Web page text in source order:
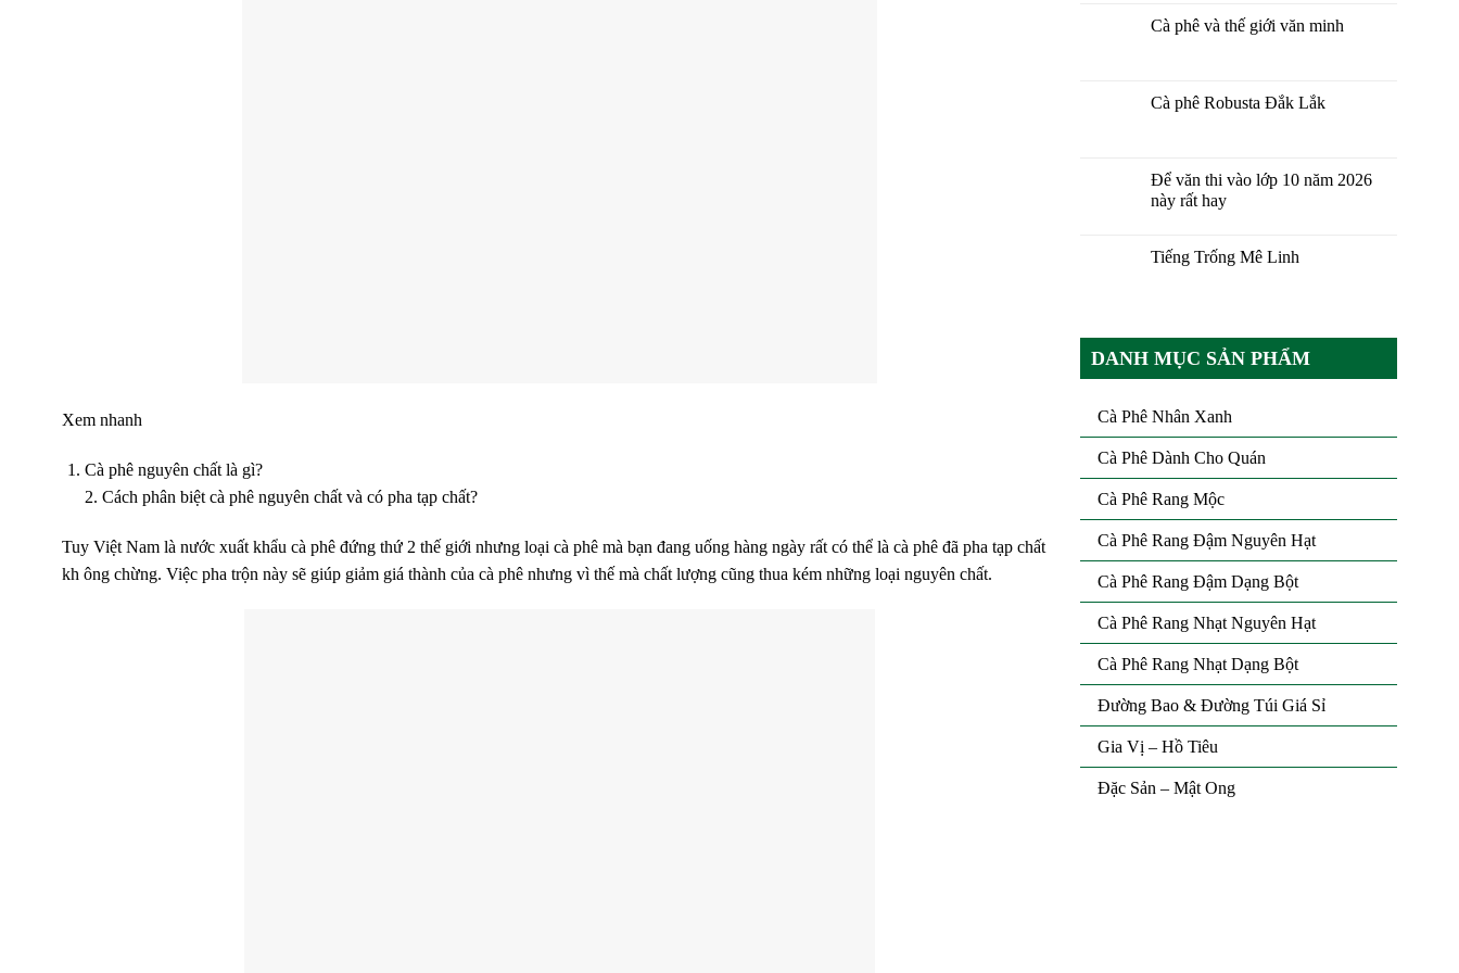
Xem nhanh
Cà phê nguyên chất là gì?
2. Cách phân biệt cà phê nguyên chất và có pha tạp chất?
Tuy Việt Nam là nước xuất khẩu cà phê đứng thứ 2 thế giới nhưng loại cà phê mà bạn đang uống hàng ngày rất có thể là cà phê đã pha tạp chất
kh ông chừng. Việc pha trộn này sẽ giúp giảm giá thành của cà phê nhưng vì thế mà chất lượng cũng thua kém những loại nguyên chất.
Cà phê và thế giới văn minh
Cà phê Robusta Đắk Lắk
Để văn thi vào lớp 10 năm 2026
này rất hay
Tiếng Trống Mê Linh
DANH MỤC SẢN PHẨM
Cà Phê Nhân Xanh
Cà Phê Dành Cho Quán
Cà Phê Rang Mộc
Cà Phê Rang Đậm Nguyên Hạt
Cà Phê Rang Đậm Dạng Bột
Cà Phê Rang Nhạt Nguyên Hạt
Cà Phê Rang Nhạt Dạng Bột
Đường Bao & Đường Túi Giá Sỉ
Gia Vị – Hồ Tiêu
Đặc Sản – Mật Ong